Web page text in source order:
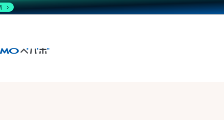
WordPress導入
る